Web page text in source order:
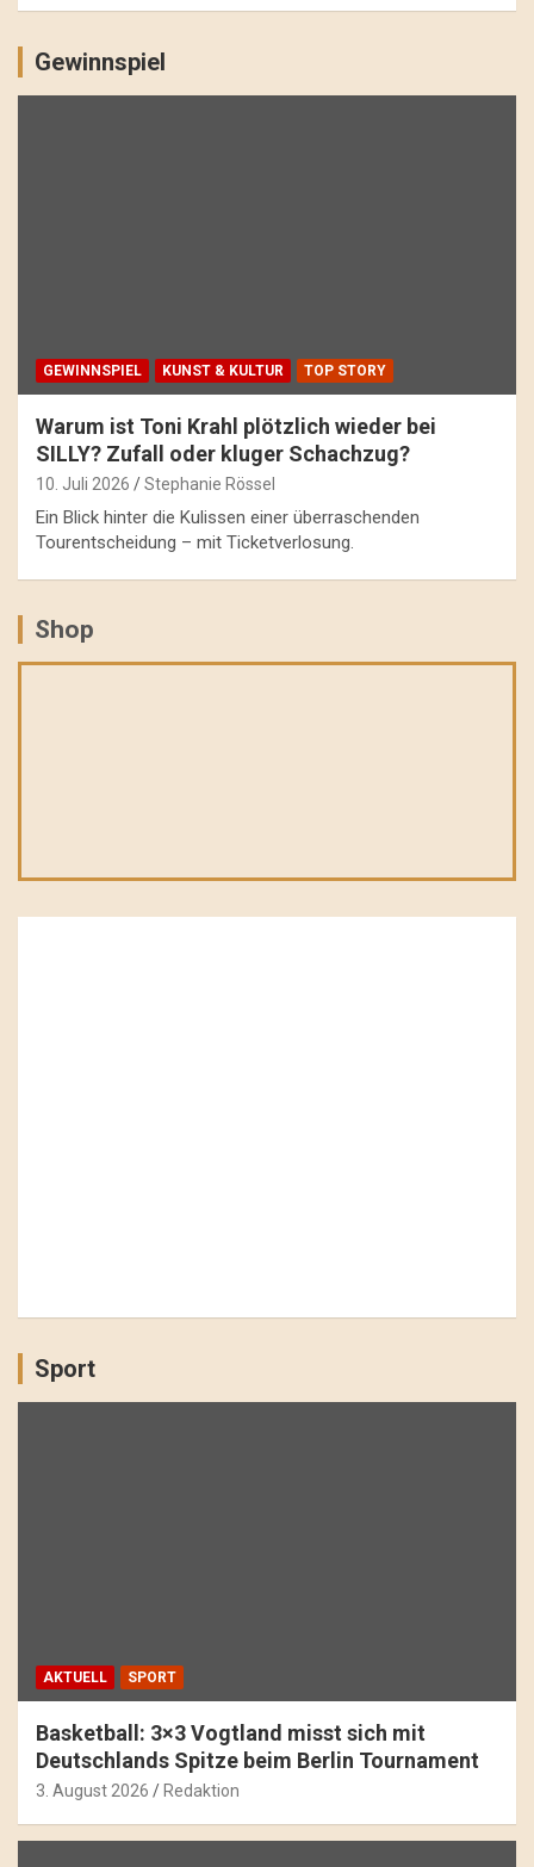
Gewinnspiel
GEWINNSPIEL KUNST & KULTUR TOP STORY
Warum ist Toni Krahl plötzlich wieder bei
SILLY? Zufall oder kluger Schachzug?
10. Juli 2026 Stephanie Rössel
Ein Blick hinter die Kulissen einer überraschenden
Tourentscheidung – mit Ticketverlosung.
Shop
Sport
AKTUELL SPORT
Basketball: 3×3 Vogtland misst sich mit
Deutschlands Spitze beim Berlin Tournament
3. August 2026 Redaktion